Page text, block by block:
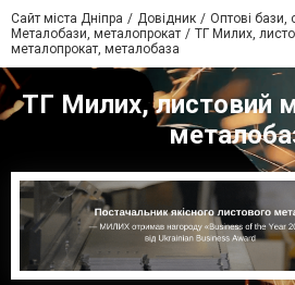
Сайт міста Дніпра Довідник
Оптові бази,
Металобази, металопрокат
ТГ Милих,
металопрокат, металобаза
ТГ Милих, листовий